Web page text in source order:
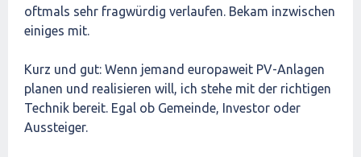
oftmals sehr fragwürdig verlaufen. Bekam inzwischen
einiges mit.
Kurz und gut: Wenn jemand europaweit PV-Anlagen
planen und realisieren will, ich stehe mit der richtigen
Technik bereit. Egal ob Gemeinde, Investor oder
Aussteiger.